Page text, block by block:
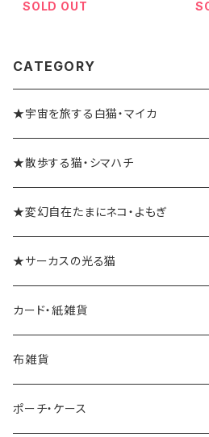
SOLD OUT
CATEGORY
★宇宙を旅する白猫・マイカ
★散歩する猫・シマハチ
★変幻自在たまにネコ・よもぎ
★サーカスの光る猫
カード・紙雑貨
ポストカード
レターセット・便箋
布雑貨
手ぬぐい
ポーチ・ケース